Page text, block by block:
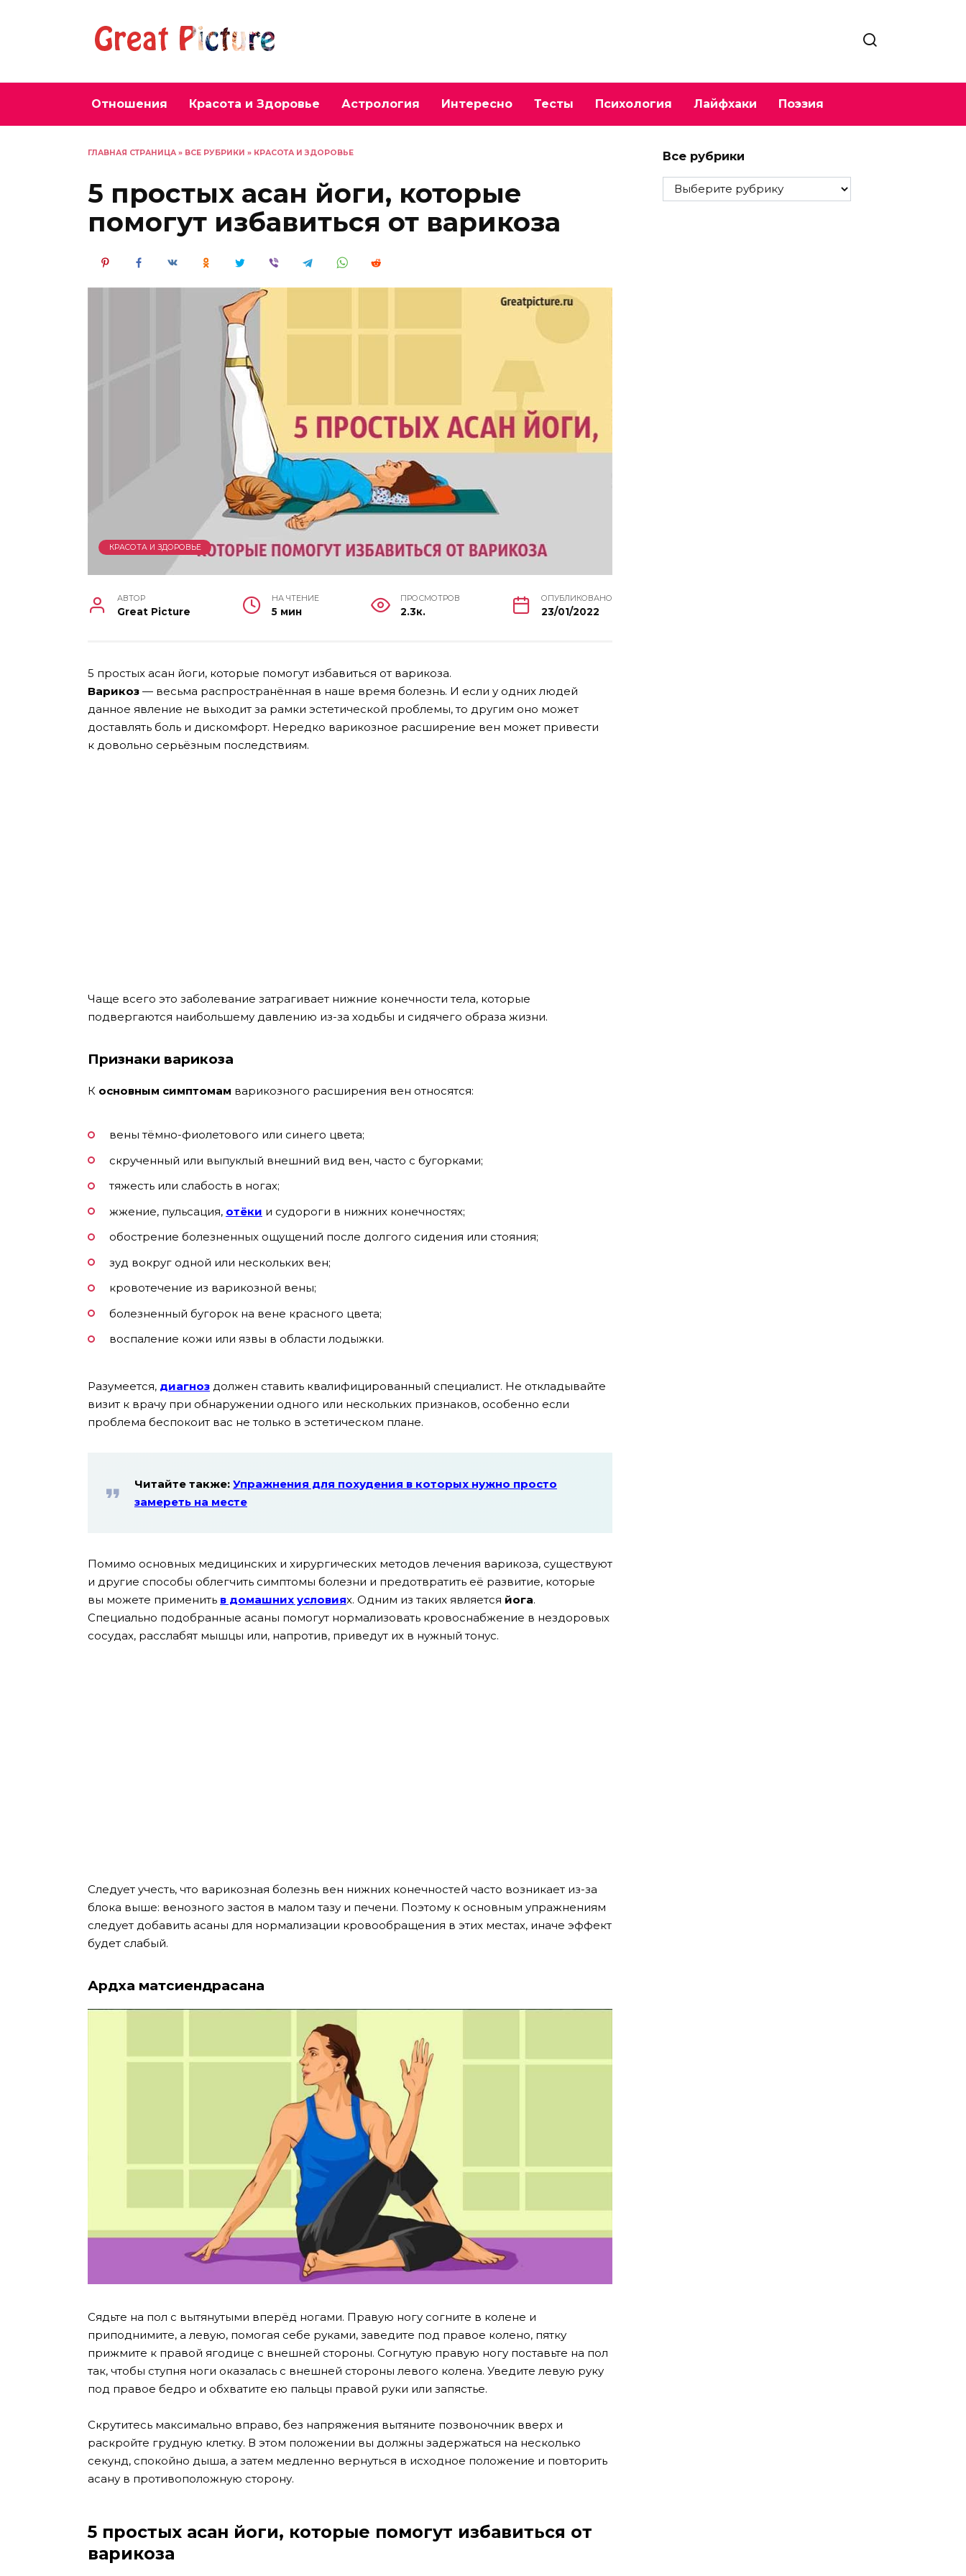
Отношения Красота и Здоровье Астрология Интересно Тесты Психология Лайфхаки Поэзия
ГЛАВНАЯ СТРАНИЦА » ВСЕ РУБРИКИ » КРАСОТА И ЗДОРОВЬЕ
5 простых асан йоги, которые
помогут избавиться от варикоза
КРАСОТА И ЗДОРОВЬЕ
АВТОР
Great Picture
НА ЧТЕНИЕ
5 мин
ПРОСМОТРОВ
2.3к.
ОПУБЛИКОВАНО
23/01/2022
5 простых асан йоги, которые помогут избавиться от варикоза.
Варикоз — весьма распространённая в наше время болезнь. И если у одних людей
данное явление не выходит за рамки эстетической проблемы, то другим оно может
доставлять боль и дискомфорт. Нередко варикозное расширение вен может привести
к довольно серьёзным последствиям.
Чаще всего это заболевание затрагивает нижние конечности тела, которые
подвергаются наибольшему давлению из-за ходьбы и сидячего образа жизни.
Признаки варикоза
К основным симптомам варикозного расширения вен относятся:
вены тёмно-фиолетового или синего цвета;
скрученный или выпуклый внешний вид вен, часто с бугорками;
тяжесть или слабость в ногах;
жжение, пульсация, отёки и судороги в нижних конечностях;
обострение болезненных ощущений после долгого сидения или стояния;
зуд вокруг одной или нескольких вен;
кровотечение из варикозной вены;
болезненный бугорок на вене красного цвета;
воспаление кожи или язвы в области лодыжки.
Разумеется, диагноз должен ставить квалифицированный специалист. Не откладывайте
визит к врачу при обнаружении одного или нескольких признаков, особенно если
проблема беспокоит вас не только в эстетическом плане.
Читайте также: Упражнения для похудения в которых нужно просто
замереть на месте
Помимо основных медицинских и хирургических методов лечения варикоза, существуют
и другие способы облегчить симптомы болезни и предотвратить её развитие, которые
вы можете применить в домашних условиях. Одним из таких является йога.
Специально подобранные асаны помогут нормализовать кровоснабжение в нездоровых
сосудах, расслабят мышцы или, напротив, приведут их в нужный тонус.
Следует учесть, что варикозная болезнь вен нижних конечностей часто возникает из-за
блока выше: венозного застоя в малом тазу и печени. Поэтому к основным упражнениям
следует добавить асаны для нормализации кровообращения в этих местах, иначе эффект
будет слабый.
Ардха матсиендрасана
Сядьте на пол с вытянутыми вперёд ногами. Правую ногу согните в колене и
приподнимите, а левую, помогая себе руками, заведите под правое колено, пятку
прижмите к правой ягодице с внешней стороны. Согнутую правую ногу поставьте на пол
так, чтобы ступня ноги оказалась с внешней стороны левого колена. Уведите левую руку
под правое бедро и обхватите ею пальцы правой руки или запястье.
Скрутитесь максимально вправо, без напряжения вытяните позвоночник вверх и
раскройте грудную клетку. В этом положении вы должны задержаться на несколько
секунд, спокойно дыша, а затем медленно вернуться в исходное положение и повторить
асану в противоположную сторону.
5 простых асан йоги, которые помогут избавиться от
варикоза
Все рубрики
Все
рубрики